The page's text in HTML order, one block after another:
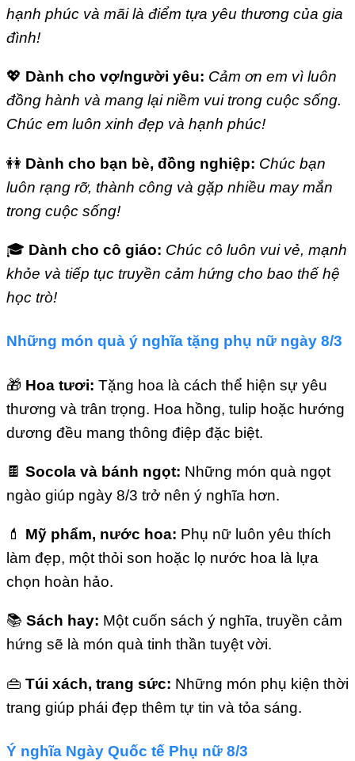
hạnh phúc và mãi là điểm tựa yêu thương của gia
đình!
💖 Dành cho vợ/người yêu: Cảm ơn em vì luôn
đồng hành và mang lại niềm vui trong cuộc sống.
Chúc em luôn xinh đẹp và hạnh phúc!
👭 Dành cho bạn bè, đồng nghiệp: Chúc bạn
luôn rạng rỡ, thành công và gặp nhiều may mắn
trong cuộc sống!
🎓 Dành cho cô giáo: Chúc cô luôn vui vẻ, mạnh
khỏe và tiếp tục truyền cảm hứng cho bao thế hệ
học trò!
Những món quà ý nghĩa tặng phụ nữ ngày 8/3
🎁 Hoa tươi: Tặng hoa là cách thể hiện sự yêu
thương và trân trọng. Hoa hồng, tulip hoặc hướng
dương đều mang thông điệp đặc biệt.
🍫 Socola và bánh ngọt: Những món quà ngọt
ngào giúp ngày 8/3 trở nên ý nghĩa hơn.
💄 Mỹ phẩm, nước hoa: Phụ nữ luôn yêu thích
làm đẹp, một thỏi son hoặc lọ nước hoa là lựa
chọn hoàn hảo.
📚 Sách hay: Một cuốn sách ý nghĩa, truyền cảm
hứng sẽ là món quà tinh thần tuyệt vời.
👜 Túi xách, trang sức: Những món phụ kiện thời
trang giúp phái đẹp thêm tự tin và tỏa sáng.
Ý nghĩa Ngày Quốc tế Phụ nữ 8/3